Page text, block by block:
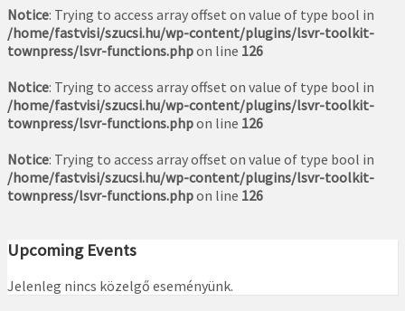
Notice: Trying to access array offset on value of type bool in
/home/fastvisi/szucsi.hu/wp-content/plugins/lsvr-toolkit-
townpress/lsvr-functions.phpon line 126
Notice: Trying to access array offset on value of type bool in
/home/fastvisi/szucsi.hu/wp-content/plugins/lsvr-toolkit-
townpress/lsvr-functions.phpon line 126
Notice: Trying to access array offset on value of type bool in
/home/fastvisi/szucsi.hu/wp-content/plugins/lsvr-toolkit-
townpress/lsvr-functions.phpon line 126
Upcoming Events
Jelenleg nincs közelgő eseményünk.